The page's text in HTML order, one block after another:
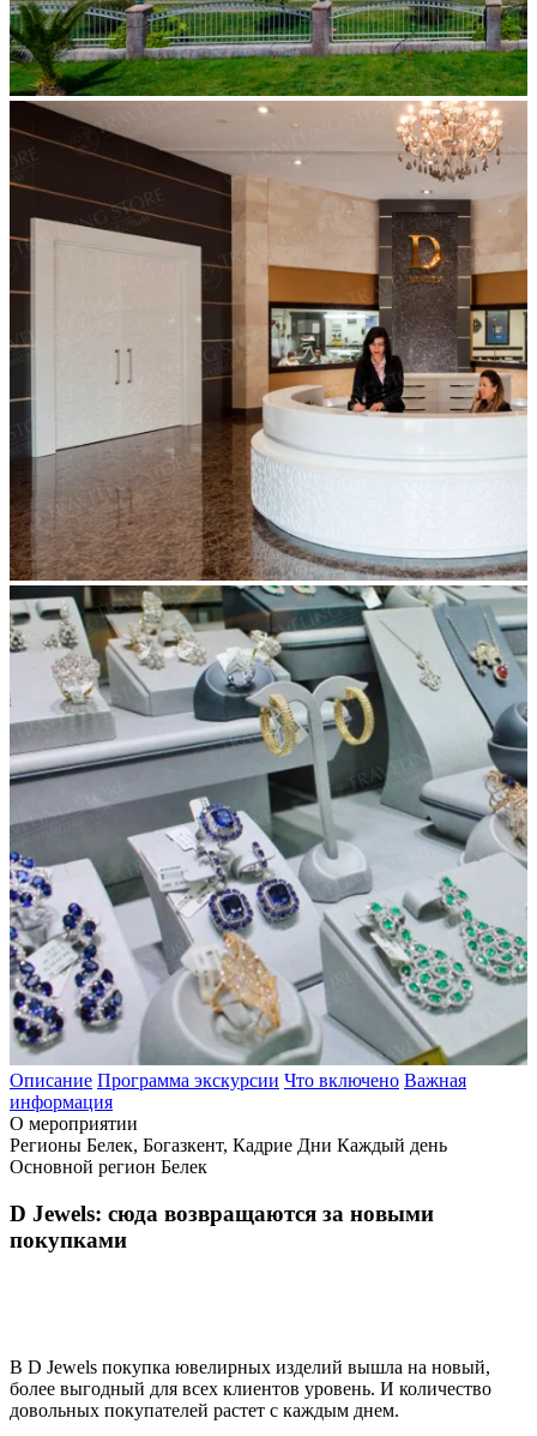
Описание Программа экскурсии Что включено Важная
информация
О мероприятии
Регионы Белек, Богазкент, Кадрие Дни Каждый день
Основной регион Белек
D Jewels: сюда возвращаются за новыми
покупками
В D Jewels покупка ювелирных изделий вышла на новый,
более выгодный для всех клиентов уровень. И количество
довольных покупателей растет с каждым днем.